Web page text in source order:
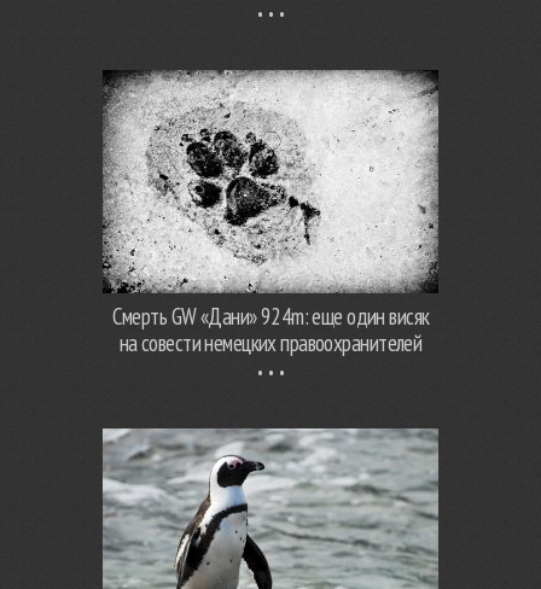
Смерть GW «Дани» 924m: еще один висяк
на совести немецких правоохранителей